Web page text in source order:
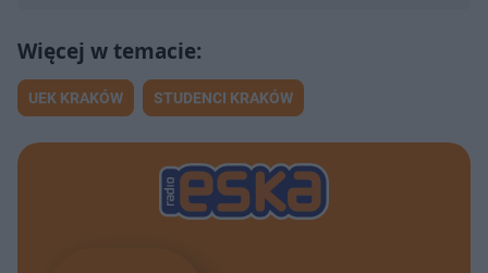
UEK KRAKÓW STUDENCI KRAKÓW